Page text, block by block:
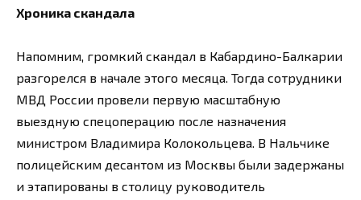
Хроника скандала
Напомним, громкий скандал в Кабардино-Балкарии
разгорелся в начале этого месяца. Тогда сотрудники
МВД России провели первую масштабную
выездную спецоперацию после назначения
министром Владимира Колокольцева. В Нальчике
полицейским десантом из Москвы были задержаны
и этапированы в столицу руководитель